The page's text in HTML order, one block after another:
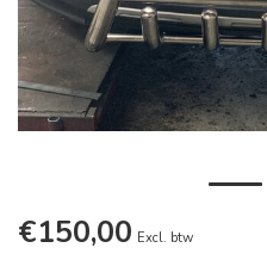
€150,00 Excl. btw